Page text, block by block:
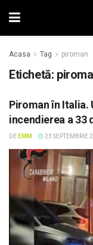
Acasa Tag piroman
Etichetă:
Piroman în Italia.
incendierea a 33
DE EMM 23 SEPTEMBRIE